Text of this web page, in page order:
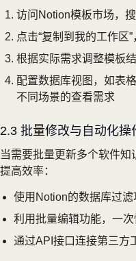
访问Notion模板市场，
点击“复制到我的工作区
根据实际需求调整模板
配置数据库视图，如表
不同场景的查看需求
2.3 批量修改与自动化操
当需要批量更新多个软件
提高效率：
使用Notion的数据库过
利用批量编辑功能，一
通过API接口连接第三方